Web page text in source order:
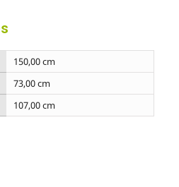
150,00 cm
73,00 cm
107,00 cm